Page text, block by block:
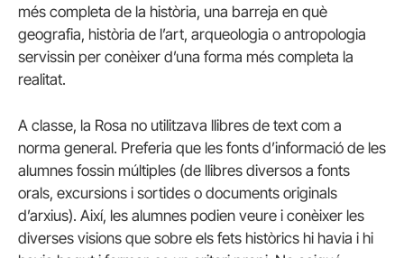
més completa de la història, una barreja en què
geografia, història de l’art, arqueologia o antropologia
servissin per conèixer d’una forma més completa la
realitat.
A classe, la Rosa no utilitzava llibres de text com a
norma general. Preferia que les fonts d’informació de les
alumnes fossin múltiples (de llibres diversos a fonts
orals, excursions i sortides o documents originals
d’arxius). Així, les alumnes podien veure i conèixer les
diverses visions que sobre els fets històrics hi havia i hi